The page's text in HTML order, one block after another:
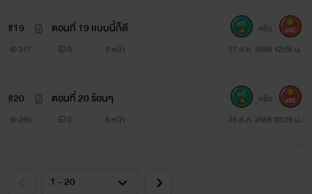
#19 ตอนที่ 19 เเบบนี้ก็ดี
317 0 9 หน้า 27 ส.ค. 2568 12:05 น.
หรือ 400
#20 ตอนที่ 20 ร้อนๆ
290 0 8 หน้า 28 ส.ค. 2568 00:28 น.
หรือ 400